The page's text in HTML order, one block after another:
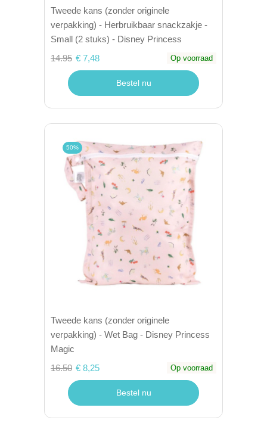
Tweede kans (zonder originele
verpakking) - Herbruikbaar snackzakje -
Small (2 stuks) - Disney Princess
14.95 € 7,48 Op voorraad
Bestel nu
50%
Tweede kans (zonder originele
verpakking) - Wet Bag - Disney Princess
Magic
16.50 € 8,25 Op voorraad
Bestel nu